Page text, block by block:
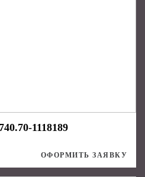
1118189
ОФОРМИТЬ ЗАЯВКУ